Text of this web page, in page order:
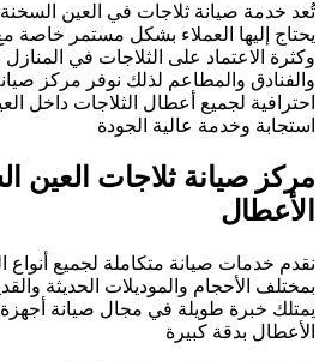
تُعد خدمة صيانة ثلاجات في العين
يحتاج إليها العملاء بشكل مستمر خاصة
وكثرة الاعتماد على الثلاجات في
والفنادق والمطاعم لذلك نوفر مركز
احترافية لجميع أعطال الثلاجات داخل
استجابة وخدمة عالية الجودة
مركز صيانة ثلاجات العين
الأعطال
نقدم خدمات صيانة متكاملة لجميع أنواع
بمختلف الأحجام والموديلات الحديثة
يمتلك خبرة طويلة في مجال صيانة
الأعطال بدقة كبيرة